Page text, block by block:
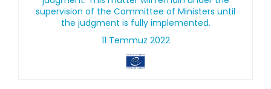
supervision of the Committee of Ministers until
the judgment is fully implemented.
11 Temmuz 2022